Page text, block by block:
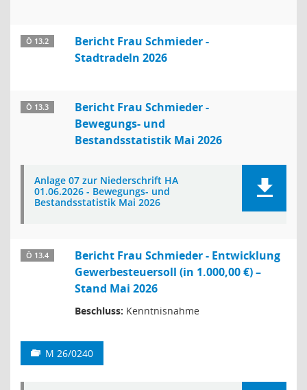
Ö 13.2
Bericht Frau Schmieder -
Stadtradeln 2026
Ö 13.3
Bericht Frau Schmieder -
Bewegungs- und
Bestandsstatistik Mai 2026
Anlage 07 zur Niederschrift HA
01.06.2026 - Bewegungs- und
Bestandsstatistik Mai 2026
Ö 13.4
Bericht Frau Schmieder - Entwicklung
Gewerbesteuersoll (in 1.000,00 €) –
Stand Mai 2026
Beschluss: Kenntnisnahme
M 26/0240